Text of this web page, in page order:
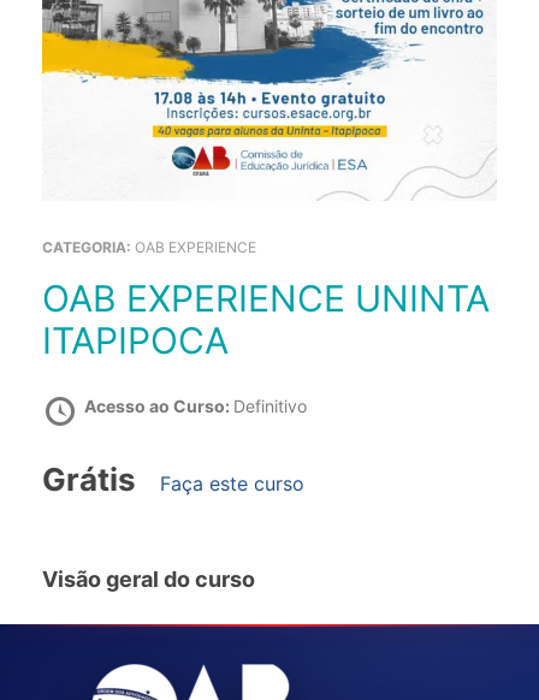
CATEGORIA: OAB EXPERIENCE
OAB EXPERIENCE UNINTA
ITAPIPOCA
Acesso ao Curso: Definitivo
Grátis Faça este curso
Visão geral do curso